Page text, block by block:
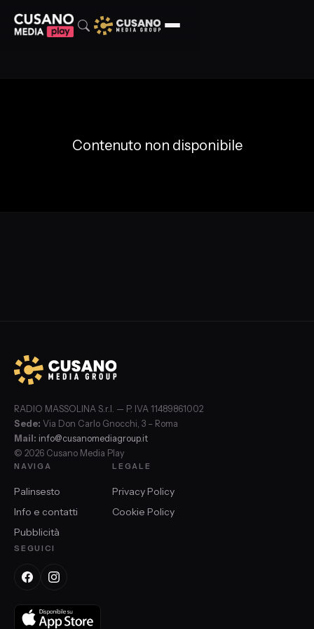
Contenuto non disponibile
RADIO MASSOLINA S.r.l. — P. IVA 11489861002
Sede: Via Don Carlo Gnocchi, 3 – Roma
Mail: info@cusanomediagroup.it
© 2026 Cusano Media Play
NAVIGA
Palinsesto
Info e contatti
Pubblicità
LEGALE
Privacy Policy
Cookie Policy
SEGUICI